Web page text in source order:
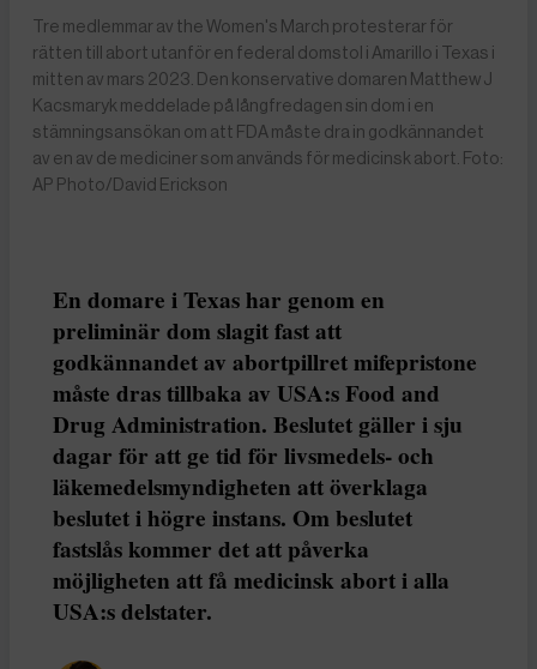
Tre medlemmar av the Women's March protesterar för
rätten till abort utanför en federal domstol i Amarillo i Texas i
mitten av mars 2023. Den konservative domaren Matthew J
Kacsmaryk meddelade på långfredagen sin dom i en
stämningsansökan om att FDA måste dra in godkännandet
av en av de mediciner som används för medicinsk abort. Foto:
AP Photo/David Erickson
En domare i Texas har genom en
preliminär dom slagit fast att
godkännandet av abortpillret mifepristone
måste dras tillbaka av USA:s Food and
Drug Administration. Beslutet gäller i sju
dagar för att ge tid för livsmedels- och
läkemedelsmyndigheten att överklaga
beslutet i högre instans. Om beslutet
fastslås kommer det att påverka
möjligheten att få medicinsk abort i alla
USA:s delstater.